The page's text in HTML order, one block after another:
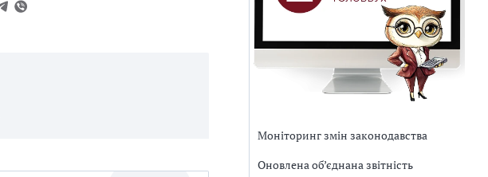
Моніторинг змін законодавства
Оновлена об’єднана звітність